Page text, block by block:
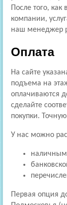
После того,
компании,
наш менеджер
Оплата
На сайте
подъема на
оплачиваются
сделайте
покупки.
У нас можно
Первая опция